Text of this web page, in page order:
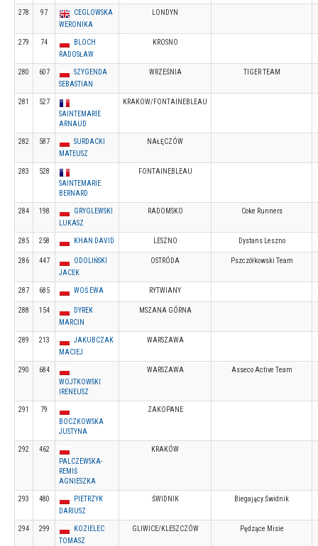
278 97
CEGLOWSKA
WERONIKA
LONDYN
279 74
BLOCH
RADOSŁAW
KROSNO
280 607
SZYGENDA
SEBASTIAN
WRZEŚNIA TIGER TEAM
281
527
SAINTEMARIE
ARNAUD
KRAKOW/FONTAINEBLEAU
282 587
SURDACKI
MATEUSZ
NAŁĘCZÓW
283
528
SAINTEMARIE
BERNARD
FONTAINEBLEAU
284 198
GRYGLEWSKI
LUKASZ
RADOMSKO Coke Runners
285 258 KHAN DAVID LESZNO Dystans Leszno
286 447
ODOLIŃSKI
JACEK
OSTRÓDA Pszczółkowski Team
287 685 WOŚ EWA RYTWIANY
288 154
DYREK
MARCIN
MSZANA GÓRNA
289 213
JAKUBCZAK
MACIEJ
WARSZAWA
290
684
WOJTKOWSKI
IRENEUSZ
WARSZAWA Asseco Active Team
291
79
BOCZKOWSKA
JUSTYNA
ZAKOPANE
292
462
PALCZEWSKA-
REMIŚ
AGNIESZKA
KRAKÓW
293 480
PIETRZYK
DARIUSZ
ŚWIDNIK Biegający Świdnik
294 299
KOZIELEC
TOMASZ
GLIWICE/KLESZCZÓW Pędzące Misie